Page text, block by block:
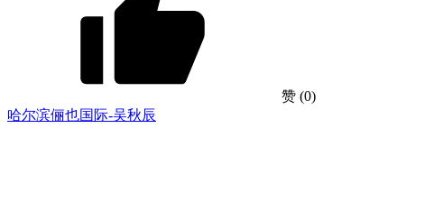
赞 (0)
哈尔滨俪也国际-吴秋辰